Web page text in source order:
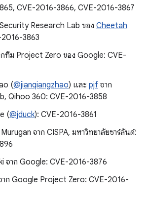
CVE-2016-3866, CVE-2016-3867
Research Lab ของ Cheetah
3863
ทีม Project Zero ของ Google: CVE-
(@jianqiangzhao) และ pjf จาก
Qihoo 360: CVE-2016-3858
(@jduck): CVE-2016-3861
จาก CISPA, มหาวิทยาลัยซาร์ลันด์:
จาก Google: CVE-2016-3876
าก Google Project Zero: CVE-2016-